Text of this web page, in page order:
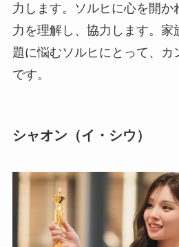
力します。ソルヒに心を開か
力を理解し、協力します。家
題に悩むソルヒにとって、カ
です。
シャオン（イ・シウ）